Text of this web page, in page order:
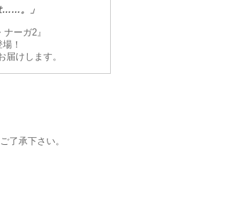
……。」
ーガ2』
！
けします。
了承下さい。